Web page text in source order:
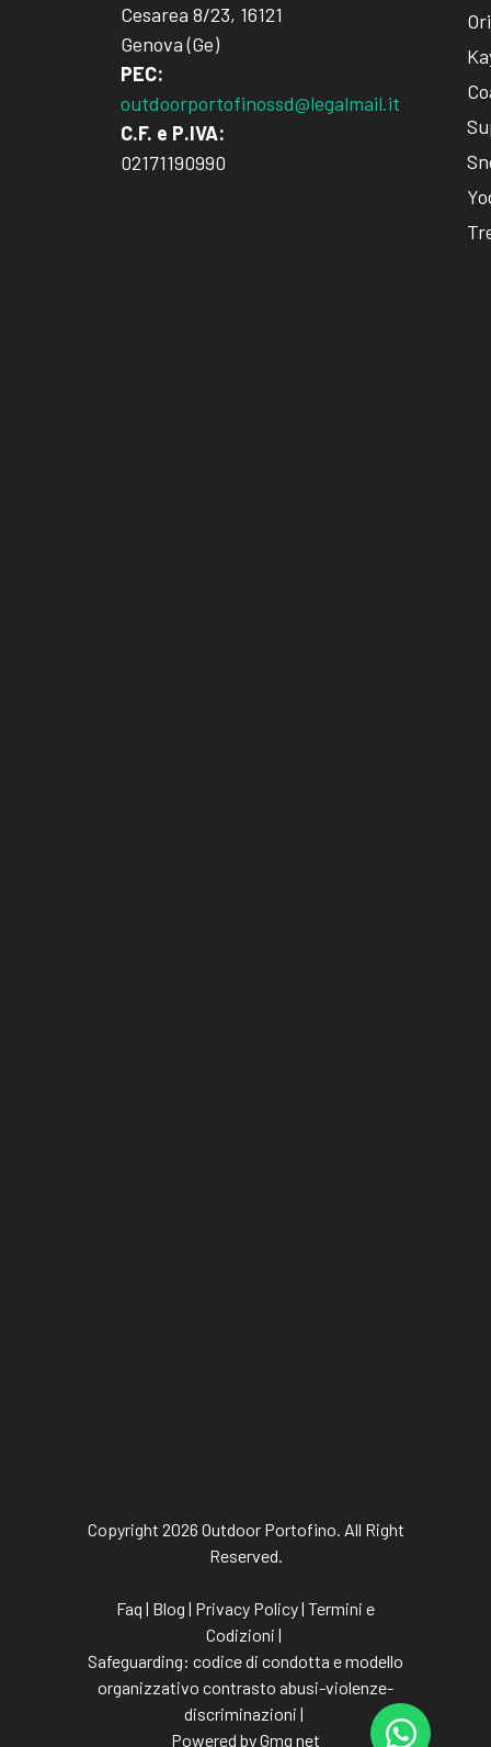
Cesarea 8/23, 16121
Genova (Ge)
PEC:
outdoorportofinossd@legalmail.it
C.F. e P.IVA:
02171190990
Copyright 2026 Outdoor Portofino. All Right
Reserved.
Faq | Blog | Privacy Policy| Termini e
Codizioni |
Safeguarding: codice di condotta emodello
organizzativo contrasto abusi-violenze-
discriminazioni |
Powered by Gmg net